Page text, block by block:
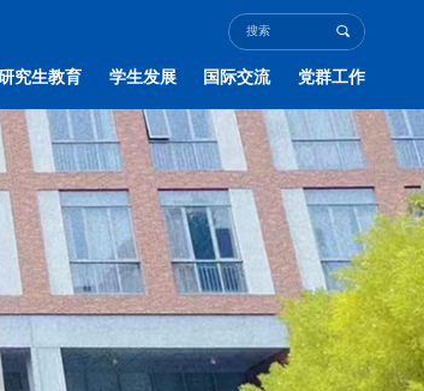
究生教育 学生发展 国际交流 党群工作